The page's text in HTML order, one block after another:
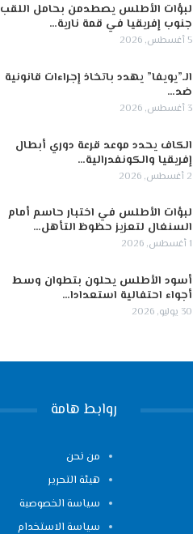
لبؤات الأطلس يصطدمن بحامل اللقب
جنوب إفريقيا في قمة نارية…
5 أغسطس, 2026
الـ”يويفا” يهدد باتخاذ إجراءات قانونية
ضد…
3 أغسطس, 2026
الكاف يحدد موعد قرعة دوري أبطال
إفريقيا والكونفدرالية…
2 أغسطس, 2026
لبؤات الأطلس في اختبار حاسم أمام
السنغال لتعزيز حظوظ التأهل…
1 أغسطس, 2026
أسود الأطلس يحلون بتطوان وسط
أجواء احتفالية استعدادا…
30 يوليو, 2026
روابط هامة
من نحن
هيئة التحرير
سياسة الخصوصية
سياسة الاستخدام